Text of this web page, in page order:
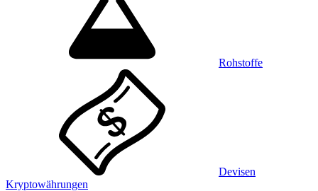
Rohstoffe
Devisen
Kryptowährungen